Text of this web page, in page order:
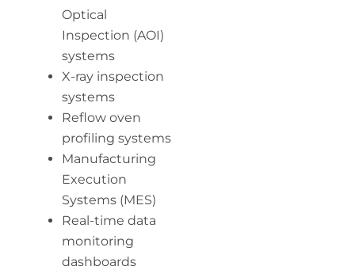
Optical
Inspection (AOI)
systems
X-ray inspection
systems
Reflow oven
profiling systems
Manufacturing
Execution
Systems (MES)
Real-time data
monitoring
dashboards